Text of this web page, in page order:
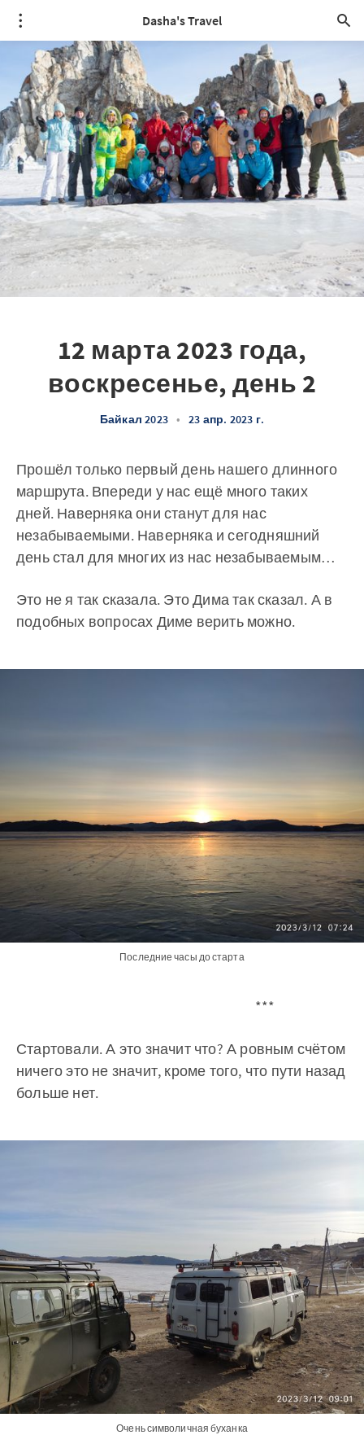
Dasha's Travel
12 марта 2023 года,
воскресенье, день 2
Байкал 2023 • 23 апр. 2023 г.
Прошёл только первый день нашего длинного
маршрута. Впереди у нас ещё много таких
дней. Наверняка они станут для нас
незабываемыми. Наверняка и сегодняшний
день стал для многих из нас незабываемым…
Это не я так сказала. Это Дима так сказал. А в
подобных вопросах Диме верить можно.
Последние часы до старта
***
Стартовали. А это значит что? А ровным счётом
ничего это не значит, кроме того, что пути назад
больше нет.
Очень символичная буханка